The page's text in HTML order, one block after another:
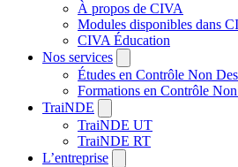
À propos de CIVA
Modules disponibles dans
CIVA Éducation
Nos services
Études en Contrôle Non
Formations en Contrôle
TraiNDE
TraiNDE UT
TraiNDE RT
L’entreprise